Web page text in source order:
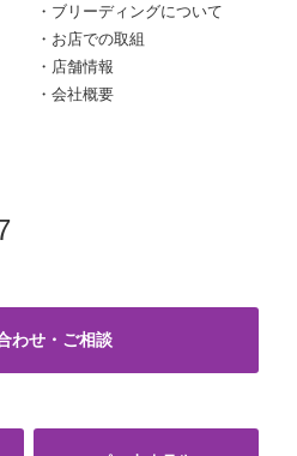
・ ブリーディングについて
・ お店での取組
・ 店舗情報
・会社概要
わせ・ご相談